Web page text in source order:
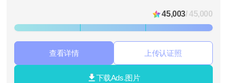
45,003/ 45,000
查看详情 上传认证照
下载Ads.图片